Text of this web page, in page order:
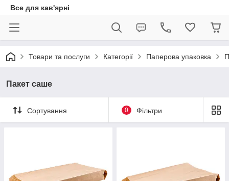
Все для кав'ярні
Товари та послуги Категорії Паперова упаковка
Пакет саше
Сортування 0 Фільтри